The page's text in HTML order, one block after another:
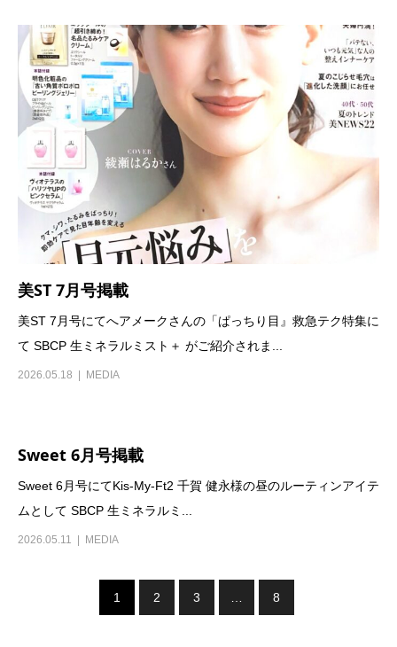
美ST 7月号掲載
美ST 7月号にてへアメークさんの「ぱっちり目』救急テク特集に
て SBCP 生ミネラルミスト＋ がご紹介されま...
2026.05.18 MEDIA
Sweet 6月号掲載
Sweet 6月号にてKis-My-Ft2 千賀 健永様の昼のルーティンアイテ
ムとして SBCP 生ミネラルミ...
2026.05.11 MEDIA
1 2 3 … 8